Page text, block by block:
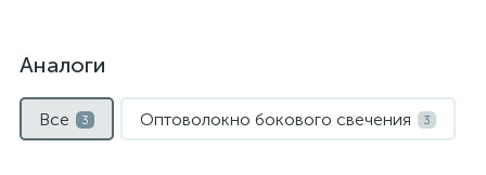
Аналоги
Все 3 Оптоволокно бокового свечения 3